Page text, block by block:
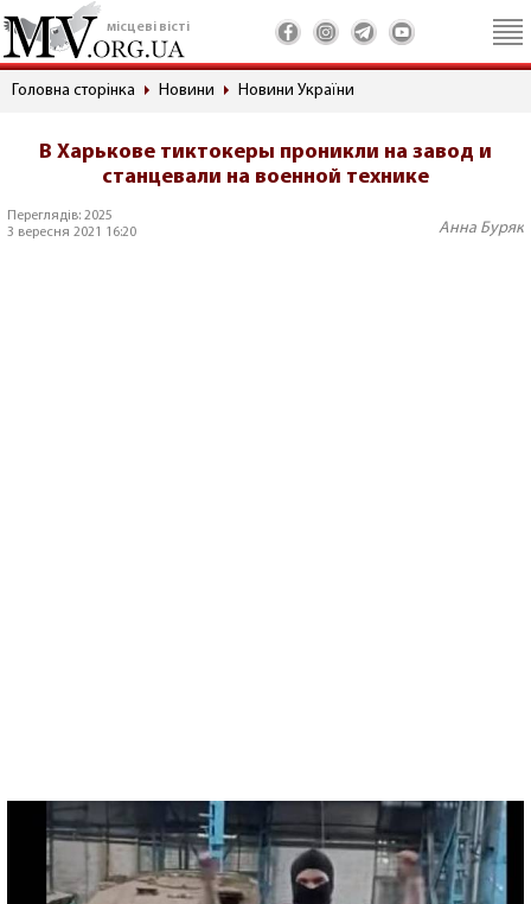
місцеві вісті
Головна сторінка Новини Новини України
В Харькове тиктокеры проникли на завод и
станцевали на военной технике
Переглядів: 2025
3 вересня 2021 16:20
Анна Буряк